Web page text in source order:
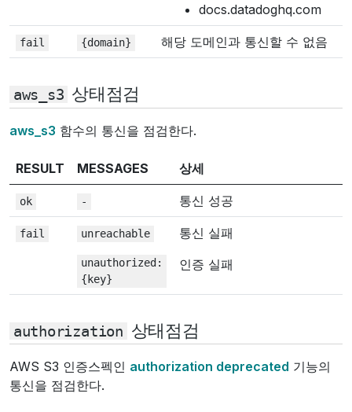
docs.datadoghq.com
fail {domain} 해당 도메인과 통신할 수 없음
aws_s3 상태점검
aws_s3 함수의 통신을 점검한다.
RESULT MESSAGES 상세
ok - 통신 성공
fail unreachable
unauthorized:
{key}
통신 실패
인증 실패
authorization 상태점검
AWS S3 인증스펙인 authorization deprecated 기능의
통신을 점검한다.